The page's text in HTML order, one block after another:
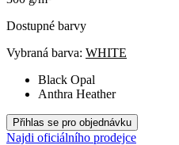
Dostupné barvy
Vybraná barva: WHITE
Black Opal
Anthra Heather
Přihlas se pro objednávku
Najdi oficiálního prodejce